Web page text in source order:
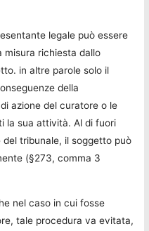
legale può essere
misura richiesta dallo
in altre parole solo il
della
azione del curatore o le
la sua attività. Al di fuori
tribunale, il soggetto può
(§273, comma 3
nel caso in cui fosse
tale procedura va evitata,